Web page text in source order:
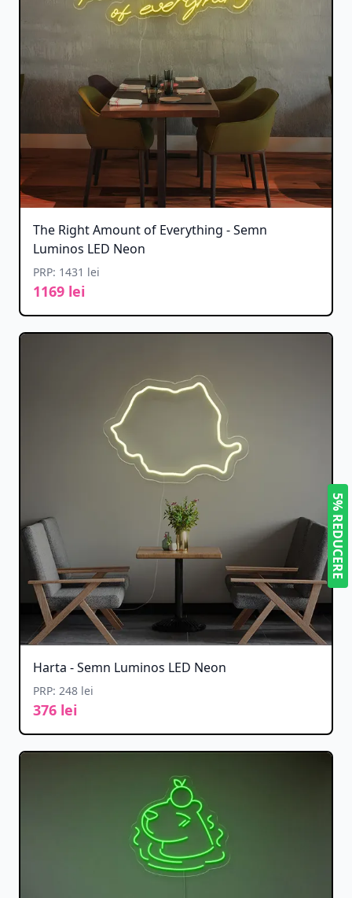
The Right Amount of Everything - Semn
Luminos LED Neon
PRP: 1431 lei
1169 lei
Harta - Semn Luminos LED Neon
PRP: 248 lei
376 lei
5% REDUCERE